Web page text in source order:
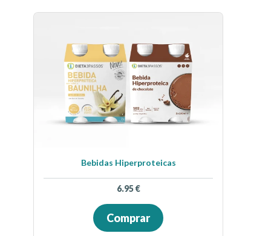
Bebidas Hiperproteicas
6.95€
Comprar